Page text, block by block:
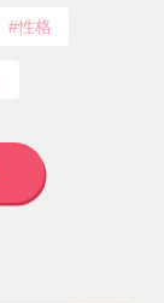
性格